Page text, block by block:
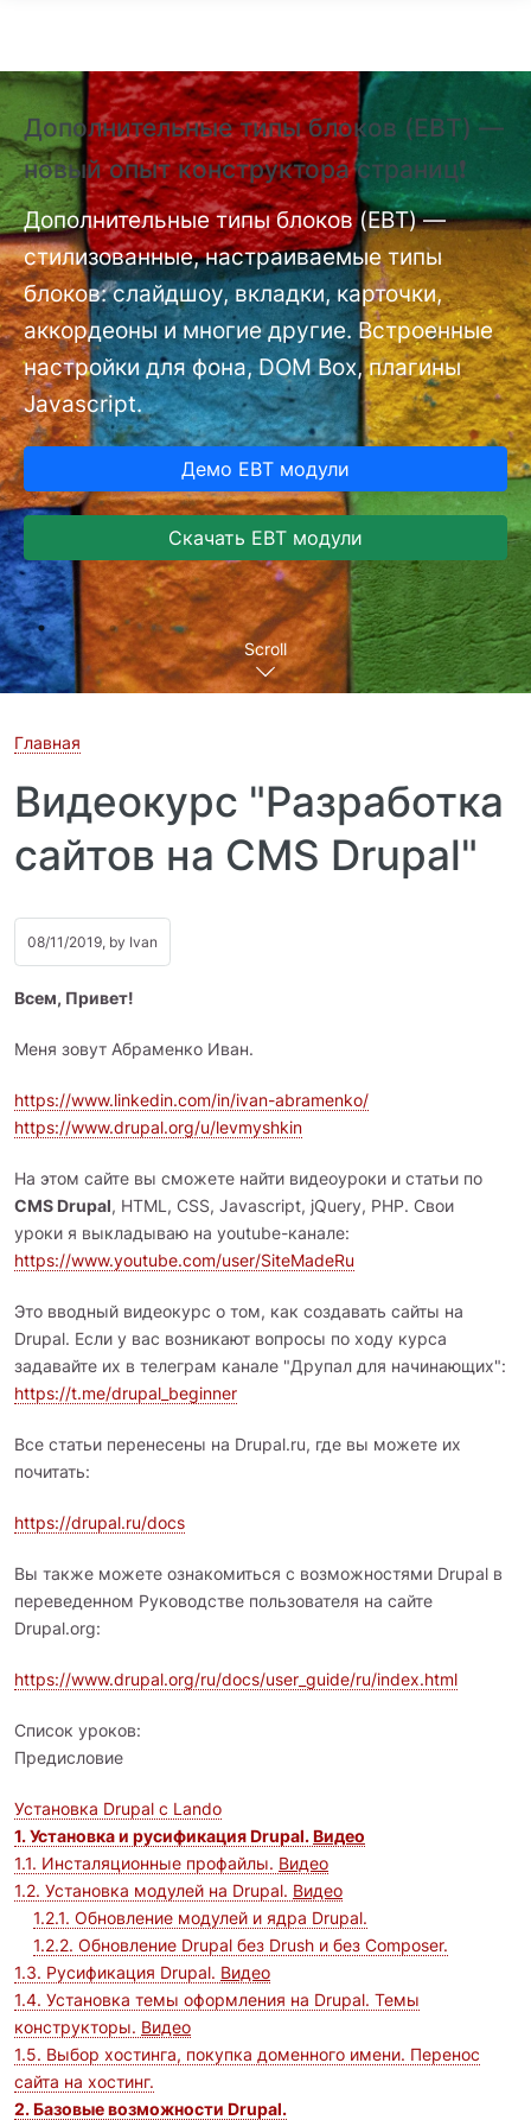
Дополнительные типы блоков (EBT) —
новый опыт конструктора страниц❗
Дополнительные типы блоков (EBT) —
стилизованные, настраиваемые типы
блоков: слайдшоу, вкладки, карточки,
аккордеоны и многие другие. Встроенные
настройки для фона, DOM Box, плагины
Javascript.
Демо EBT модули
Скачать EBT модули
Scroll
Главная
Видеокурс "Разработка
сайтов на CMS Drupal"
08/11/2019, by Ivan
Всем, Привет!
Меня зовут Абраменко Иван.
https://www.linkedin.com/in/ivan-abramenko/
https://www.drupal.org/u/levmyshkin
На этом сайте вы сможете найти видеоуроки и статьи по
CMS Drupal, HTML, CSS, Javascript, jQuery, PHP. Свои
уроки я выкладываю на youtube-канале:
https://www.youtube.com/user/SiteMadeRu
Это вводный видеокурс о том, как создавать сайты на
Drupal. Если у вас возникают вопросы по ходу курса
задавайте их в телеграм канале "Друпал для начинающих":
https://t.me/drupal_beginner
Все статьи перенесены на Drupal.ru, где вы можете их
почитать:
https://drupal.ru/docs
Вы также можете ознакомиться с возможностями Drupal в
переведенном Руководстве пользователя на сайте
Drupal.org:
https://www.drupal.org/ru/docs/user_guide/ru/index.html
Список уроков:
Предисловие
Установка Drupal с Lando
1. Установка и русификация Drupal.Видео
1.1. Инсталяционные профайлы. Видео
1.2. Установка модулей на Drupal. Видео
1.2.1. Обновление модулей и ядра Drupal.
1.2.2. Обновление Drupal без Drush и без Composer.
1.3. Русификация Drupal. Видео
1.4. Установка темы оформления на Drupal. Темы
конструкторы. Видео
1.5. Выбор хостинга, покупка доменного имени. Перенос
сайта на хостинг.
2. Базовые возможности Drupal.